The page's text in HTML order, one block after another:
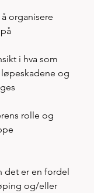
organisere
i hva som
og
rolle og
det er en fordel
og/eller